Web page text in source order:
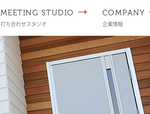
MEETING STUDIO
打ち合わせスタジオ
COMPANY
企業情報